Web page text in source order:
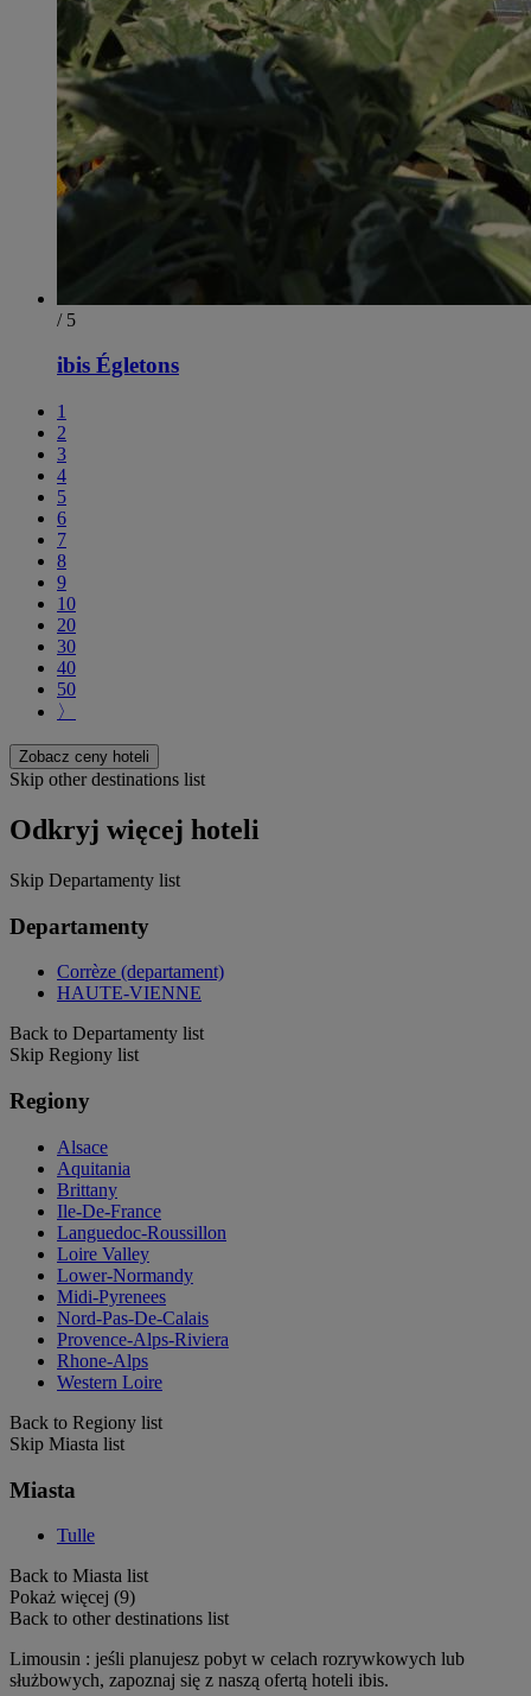
/ 5
ibis Égletons
1
2
3
4
5
6
7
8
9
10
20
30
40
50
〉
Zobacz ceny hoteli
Skip other destinations list
Odkryj więcej hoteli
Skip Departamenty list
Departamenty
Corrèze (departament)
HAUTE-VIENNE
Back to Departamenty list
Skip Regiony list
Regiony
Alsace
Aquitania
Brittany
Ile-De-France
Languedoc-Roussillon
Loire Valley
Lower-Normandy
Midi-Pyrenees
Nord-Pas-De-Calais
Provence-Alps-Riviera
Rhone-Alps
Western Loire
Back to Regiony list
Skip Miasta list
Miasta
Tulle
Back to Miasta list
Pokaż więcej (9)
Back to other destinations list
Limousin : jeśli planujesz pobyt w celach rozrywkowych lub
służbowych, zapoznaj się z naszą ofertą hoteli ibis.